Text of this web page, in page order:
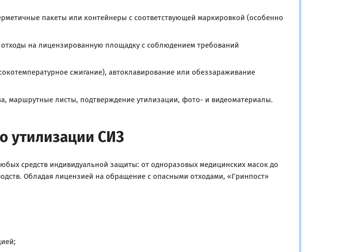
пакеты или контейнеры с соответствующей маркировкой (особенно
на лицензированную площадку с соблюдением требований
сжигание), автоклавирование или обеззараживание
маршрутные листы, подтверждение утилизации, фото- и видеоматериалы.
утилизации СИЗ
средств индивидуальной защиты: от одноразовых медицинских масок до
Обладая лицензией на обращение с опасными отходами, «Гринпост»